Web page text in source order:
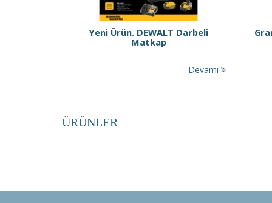
Yeni Ürün. DEWALT Darbeli
Matkap
Devamı
ÜRÜNLER